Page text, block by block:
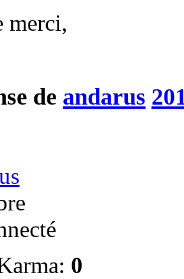
merci,
de andarus
0